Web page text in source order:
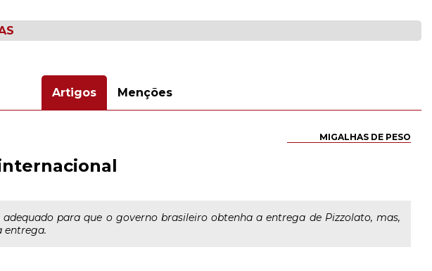
Artigos Menções
MIGALHAS DE PESO
para que o governo brasileiro obtenha a entrega de Pizzolato, mas,
entrega.